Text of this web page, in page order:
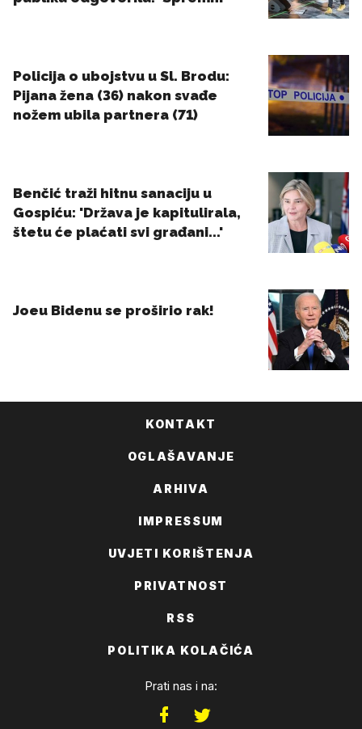
KONTAKT
OGLAŠAVANJE
ARHIVA
IMPRESSUM
UVJETI KORIŠTENJA
PRIVATNOST
RSS
POLITIKA KOLAČIĆA
Prati nas i na: